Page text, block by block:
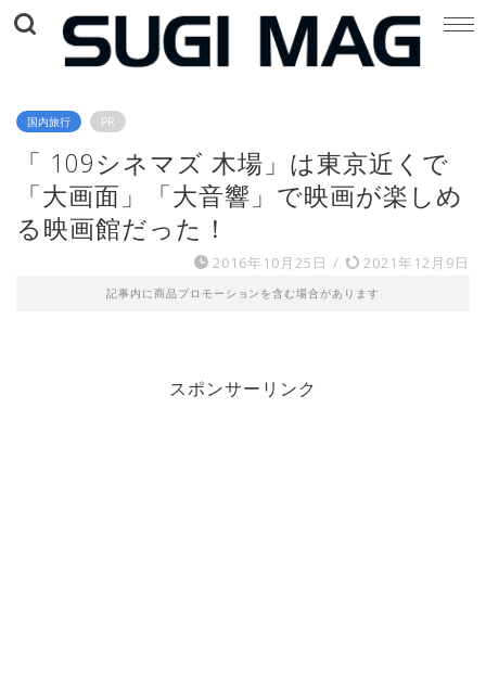
国内旅行 PR
「 109シネマズ 木場」は東京近くで
「大画面」「大音響」で映画が楽しめ
る映画館だった！
2016年10月25日 / 2021年12月9日
記事内に商品プロモーションを含む場合があります
スポンサーリンク